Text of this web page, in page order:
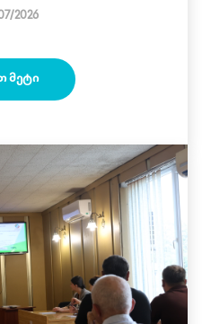
2026
ᲛᲔᲢᲘ